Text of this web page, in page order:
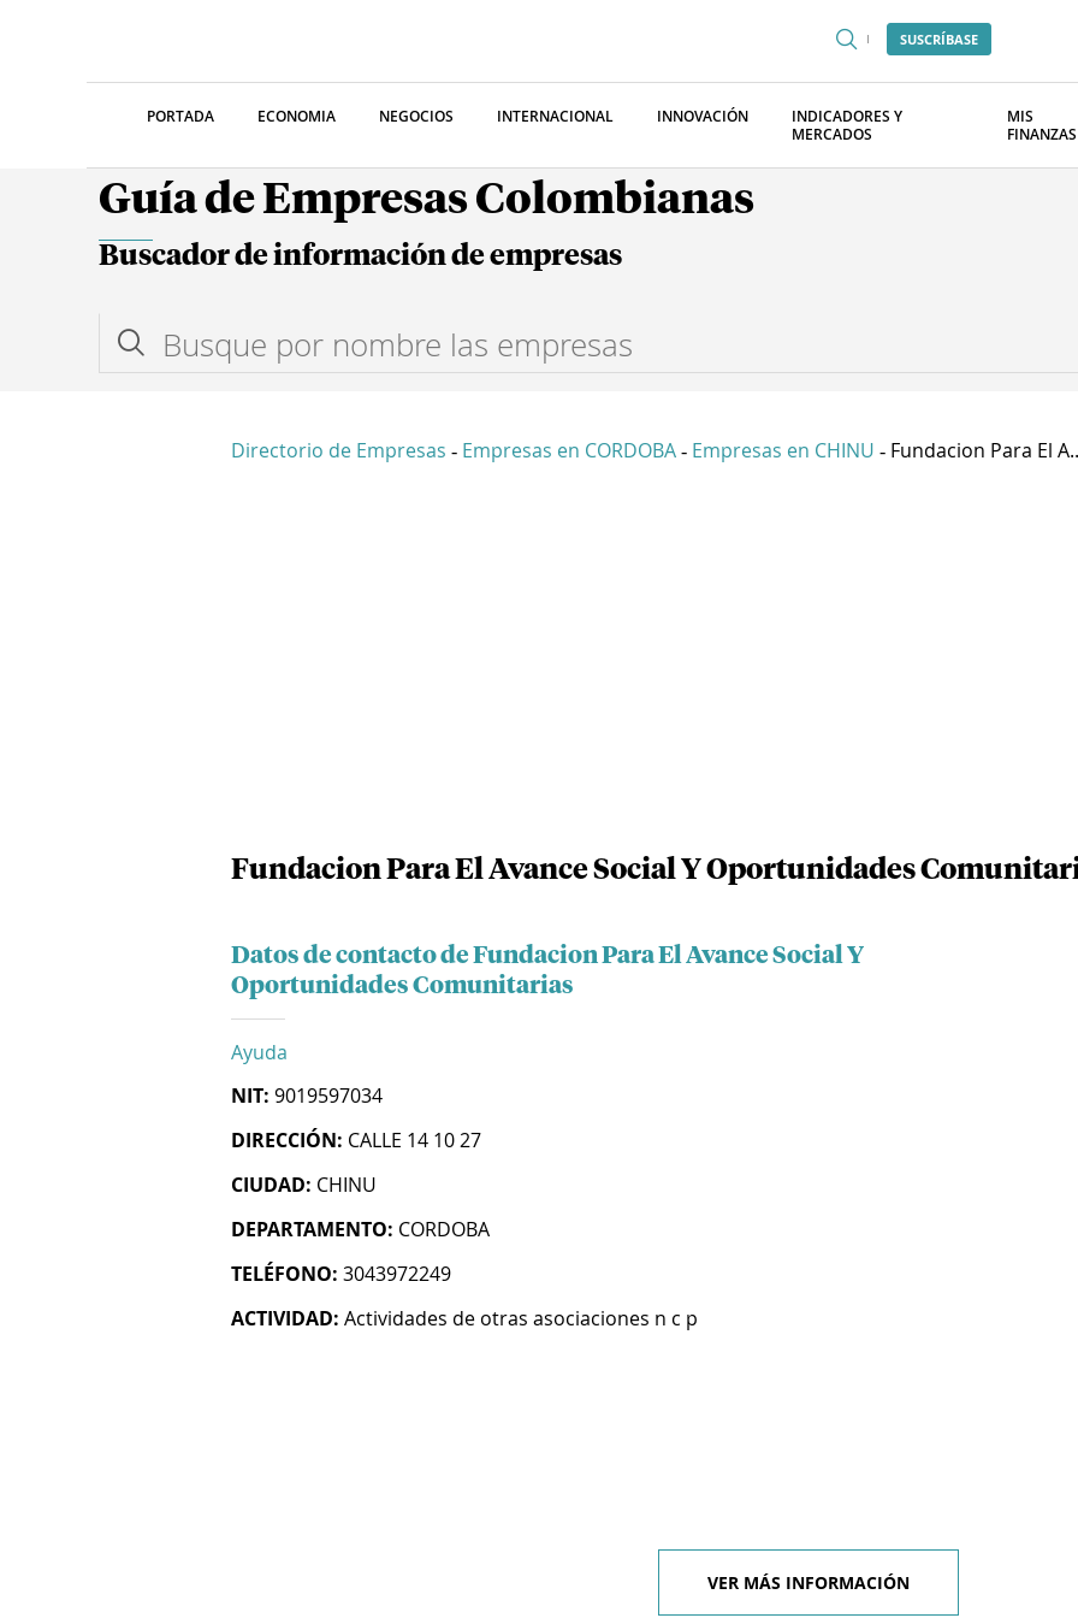
SUSCRÍBASE
PORTADA ECONOMIA NEGOCIOS INTERNACIONAL INNOVACIÓN
INDICADORES Y
MERCADOS
MIS
FINANZAS
Guía de Empresas Colombianas
Buscador de información de empresas
Directorio de Empresas - Empresas en CORDOBA - Empresas en CHINU - Fundacion Para El
Fundacion Para El Avance Social Y Oportunidades
Datos de contacto de Fundacion Para El Avance Social Y
Oportunidades Comunitarias
Ayuda
NIT: 9019597034
DIRECCIÓN: CALLE 14 10 27
CIUDAD: CHINU
DEPARTAMENTO: CORDOBA
TELÉFONO: 3043972249
ACTIVIDAD: Actividades de otras asociaciones n c p
VER MÁS INFORMACIÓN